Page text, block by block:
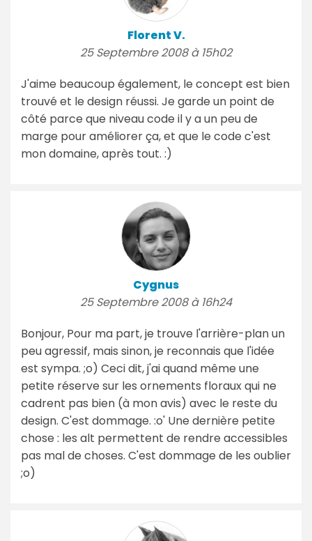
Florent V.
25 Septembre 2008 à 15h02
J'aime beaucoup également, le concept est bien
trouvé et le design réussi. Je garde un point de
côté parce que niveau code il y a un peu de
marge pour améliorer ça, et que le code c'est
mon domaine, après tout. :)
Cygnus
25 Septembre 2008 à 16h24
Bonjour, Pour ma part, je trouve l'arrière-plan un
peu agressif, mais sinon, je reconnais que l'idée
est sympa. ;o) Ceci dit, j'ai quand même une
petite réserve sur les ornements floraux qui ne
cadrent pas bien (à mon avis) avec le reste du
design. C'est dommage. :o' Une dernière petite
chose : les alt permettent de rendre accessibles
pas mal de choses. C'est dommage de les oublier
;o)